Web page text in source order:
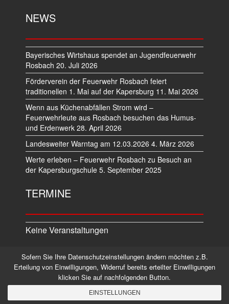
NEWS
Bayerisches Wirtshaus spendet an Jugendfeuerwehr
Rosbach 20. Juli 2026
Förderverein der Feuerwehr Rosbach feiert
traditionellen 1. Mai auf der Kapersburg 11. Mai 2026
Wenn aus Küchenabfällen Strom wird –
Feuerwehrleute aus Rosbach besuchen das Humus-
und Erdenwerk 28. April 2026
Landesweiter Warntag am 12.03.2026 4. März 2026
Werte erleben – Feuerwehr Rosbach zu Besuch an
der Kapersburgschule 5. September 2025
TERMINE
Keine Veranstaltungen
Datenschutz Impressum
©2026 Alle Rechte vorbehalten.
Sofern Sie Ihre Datenschutzeinstellungen ändern möchten z.B.
Erteilung von Einwilligungen, Widerruf bereits erteilter Einwilligungen
klicken Sie auf nachfolgenden Button.
EINSTELLUNGEN